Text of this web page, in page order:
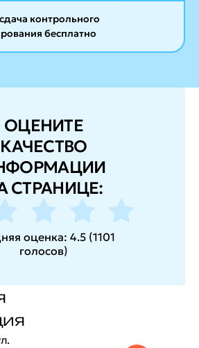
контрольного
бесплатно
ОЦЕНИТЕ
КАЧЕСТВО
СТРАНИЦЕ:
оценка: 4.5(1101
голосов)